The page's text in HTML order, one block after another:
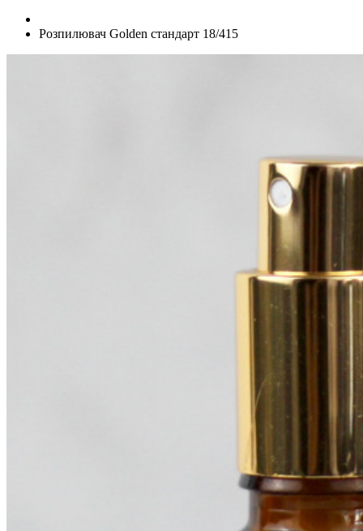
Розпилювач Golden стандарт 18/415